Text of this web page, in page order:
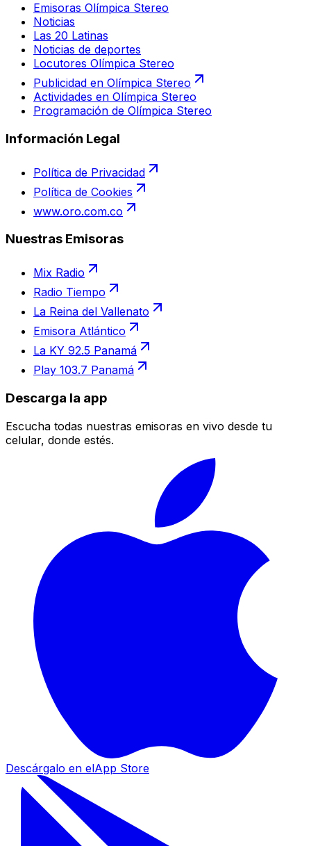
Emisoras Olímpica Stereo
Noticias
Las 20 Latinas
Noticias de deportes
Locutores Olímpica Stereo
Publicidad en Olímpica Stereo
Actividades en Olímpica Stereo
Programación de Olímpica Stereo
Información Legal
Política de Privacidad
Política de Cookies
www.oro.com.co
Nuestras Emisoras
Mix Radio
Radio Tiempo
La Reina del Vallenato
Emisora Atlántico
La KY 92.5 Panamá
Play 103.7 Panamá
Descarga la app
Escucha todas nuestras emisoras en vivo desde tu
celular, donde estés.
Descárgalo en elApp Store